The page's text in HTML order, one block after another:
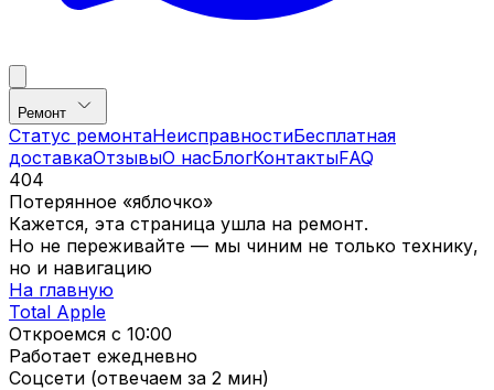
Ремонт
Статус ремонтаНеисправностиБесплатная
доставкаОтзывыО насБлогКонтактыFAQ
404
Потерянное «яблочко»
Кажется, эта страница ушла на ремонт.
Но не переживайте — мы чиним не только технику,
но и навигацию
На главную
Total Apple
Откроемся с 10:00
Работает ежедневно
Соцсети (отвечаем за 2 мин)